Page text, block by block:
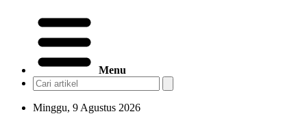
Menu
Minggu, 9 Agustus 2026